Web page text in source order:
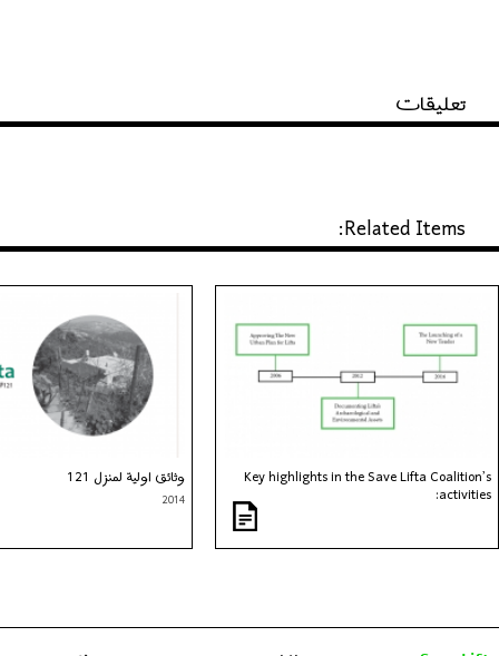
تعليقات
Related Items:
Key highlights in the Save Lifta Coalition’s
activities:
وثائق اولية لمنزل 121
2014